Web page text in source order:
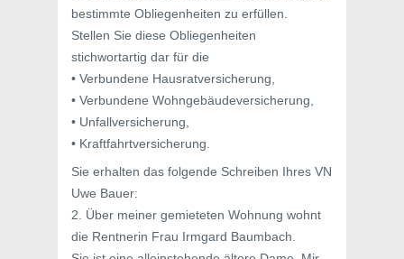
bestimmte Obliegenheiten zu erfüllen.
Stellen Sie diese Obliegenheiten
stichwortartig dar für die
• Verbundene Hausratversicherung,
• Verbundene Wohngebäudeversicherung,
• Unfallversicherung,
• Kraftfahrtversicherung.
Sie erhalten das folgende Schreiben Ihres VN
Uwe Bauer:
2. Über meiner gemieteten Wohnung wohnt
die Rentnerin Frau Irmgard Baumbach.